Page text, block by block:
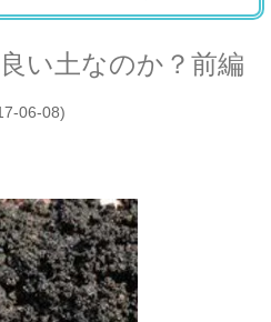
い土なのか？前編
06-08)